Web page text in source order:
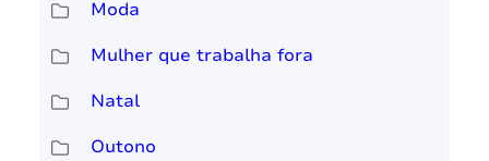
Moda
Mulher que trabalha fora
Natal
Outono